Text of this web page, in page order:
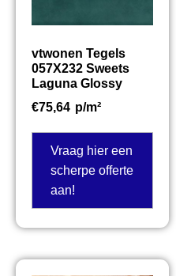
vtwonen Tegels
057X232 Sweets
Laguna Glossy
€75,64 p/m²
Vraag hier een
scherpe offerte
aan!